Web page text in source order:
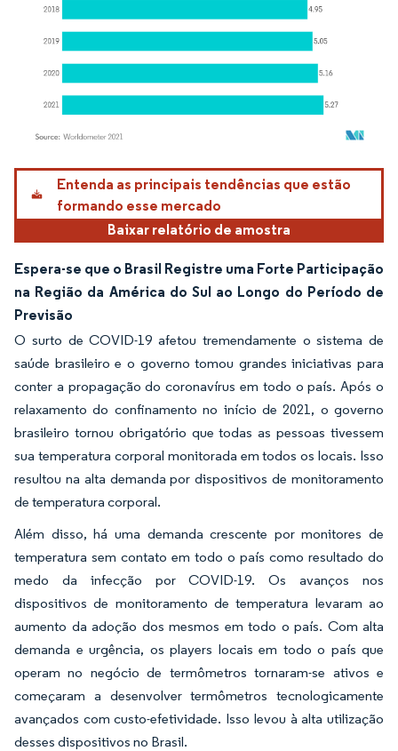
Imagem © Mordor Intelligence. O reuso requer atribuição conforme CC BY 4.0.
Entenda as principais tendências que estão
formando esse mercado
Baixar relatório de amostra
Espera-se que o Brasil Registre uma Forte Participação
na Região da América do Sul ao Longo do Período de
Previsão
O surto de COVID-19 afetou tremendamente o sistema de
saúde brasileiro e o governo tomou grandes iniciativas para
conter a propagação do coronavírus em todo o país. Após o
relaxamento do confinamento no início de 2021, o governo
brasileiro tornou obrigatório que todas as pessoas tivessem
sua temperatura corporal monitorada em todos os locais. Isso
resultou na alta demanda por dispositivos de monitoramento
de temperatura corporal.
Além disso, há uma demanda crescente por monitores de
temperatura sem contato em todo o país como resultado do
medo da infecção por COVID-19. Os avanços nos
dispositivos de monitoramento de temperatura levaram ao
aumento da adoção dos mesmos em todo o país. Com alta
demanda e urgência, os players locais em todo o país que
operam no negócio de termômetros tornaram-se ativos e
começaram a desenvolver termômetros tecnologicamente
avançados com custo-efetividade. Isso levou à alta utilização
desses dispositivos no Brasil.